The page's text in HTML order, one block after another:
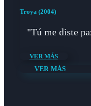
Troya (2004)
"Tú me diste
VER MÁS
VER MÁS